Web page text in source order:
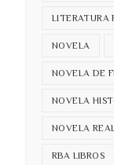
LITERATURA
NOVELA
NOVELA DE
NOVELA
NOVELA
RBA LIBROS